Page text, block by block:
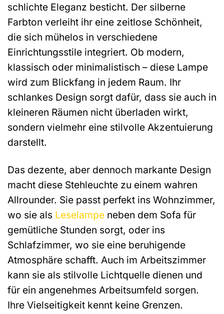
schlichte Eleganz besticht. Der silberne
Farbton verleiht ihr eine zeitlose Schönheit,
die sich mühelos in verschiedene
Einrichtungsstile integriert. Ob modern,
klassisch oder minimalistisch – diese Lampe
wird zum Blickfang in jedem Raum. Ihr
schlankes Design sorgt dafür, dass sie auch in
kleineren Räumen nicht überladen wirkt,
sondern vielmehr eine stilvolle Akzentuierung
darstellt.
Das dezente, aber dennoch markante Design
macht diese Stehleuchte zu einem wahren
Allrounder. Sie passt perfekt ins Wohnzimmer,
wo sie als Leselampe neben dem Sofa für
gemütliche Stunden sorgt, oder ins
Schlafzimmer, wo sie eine beruhigende
Atmosphäre schafft. Auch im Arbeitszimmer
kann sie als stilvolle Lichtquelle dienen und
für ein angenehmes Arbeitsumfeld sorgen.
Ihre Vielseitigkeit kennt keine Grenzen.